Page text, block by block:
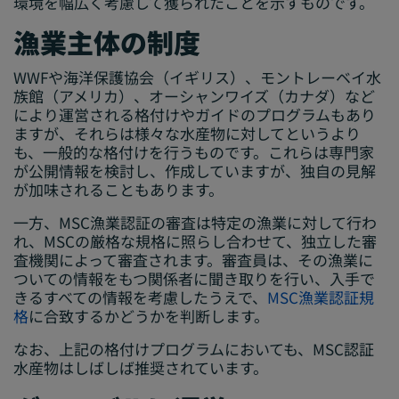
漁業主体の制度
WWFや海洋保護協会（イギリス）、モントレーベイ水
族館（アメリカ）、オーシャンワイズ（カナダ）など
により運営される格付けやガイドのプログラムもあり
ますが、それらは様々な水産物に対してというより
も、一般的な格付けを行うものです。これらは専門家
が公開情報を検討し、作成していますが、独自の見解
が加味されることもあります。
一方、MSC漁業認証の審査は特定の漁業に対して行わ
れ、MSCの厳格な規格に照らし合わせて、独立した審
査機関によって審査されます。審査員は、その漁業に
ついての情報をもつ関係者に聞き取りを行い、入手で
きるすべての情報を考慮したうえで、 MSC漁業認証規
格に合致するかどうかを判断します。
なお、上記の格付けプログラムにおいても、MSC認証
水産物はしばしば推奨されています。